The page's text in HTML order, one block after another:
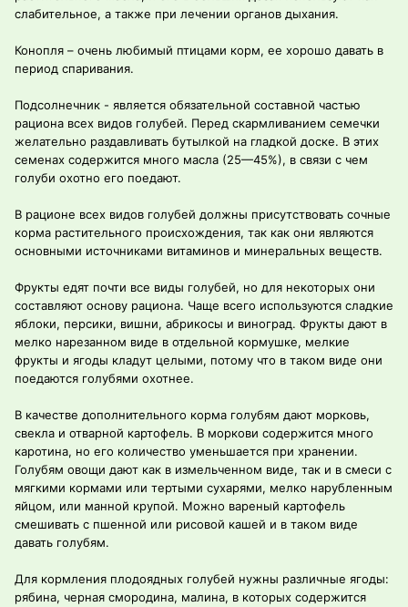
слабительное, а также при лечении органов дыхания.
Конопля – очень любимый птицами корм, ее хорошо давать в
период спаривания.
Подсолнечник - является обязательной составной частью
рациона всех видов голубей. Перед скармливанием семечки
желательно раздавливать бутылкой на гладкой доске. В этих
семенах содержится много масла (25—45%), в связи с чем
голуби охотно его поедают.
В рационе всех видов голубей должны присутствовать сочные
корма растительного происхождения, так как они являются
основными источниками витаминов и минеральных веществ.
Фрукты едят почти все виды голубей, но для некоторых они
составляют основу рациона. Чаще всего используются сладкие
яблоки, персики, вишни, абрикосы и виноград. Фрукты дают в
мелко нарезанном виде в отдельной кормушке, мелкие
фрукты и ягоды кладут целыми, потому что в таком виде они
поедаются голубями охотнее.
В качестве дополнительного корма голубям дают морковь,
свекла и отварной картофель. В моркови содержится много
каротина, но его количество уменьшается при хранении.
Голубям овощи дают как в измельченном виде, так и в смеси с
мягкими кормами или тертыми сухарями, мелко нарубленным
яйцом, или манной крупой. Можно вареный картофель
смешивать с пшенной или рисовой кашей и в таком виде
давать голубям.
Для кормления плодоядных голубей нужны различные ягоды:
рябина, черная смородина, малина, в которых содержится